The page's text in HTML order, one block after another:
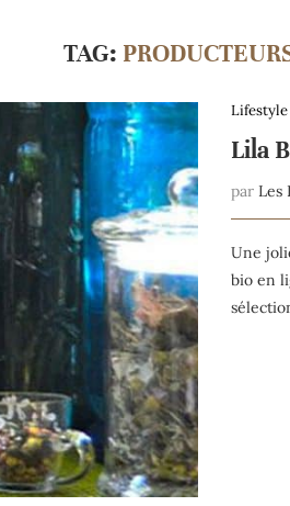
TAG:
Lifestyle
Lila
par Les
Une
bio en